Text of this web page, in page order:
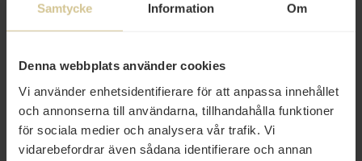
Samtycke Information Om
Denna webbplats använder cookies
Vi använder enhetsidentifierare för att anpassa innehållet
och annonserna till användarna, tillhandahålla funktioner
för sociala medier och analysera vår trafik. Vi
vidarebefordrar även sådana identifierare och annan
Produktfakta